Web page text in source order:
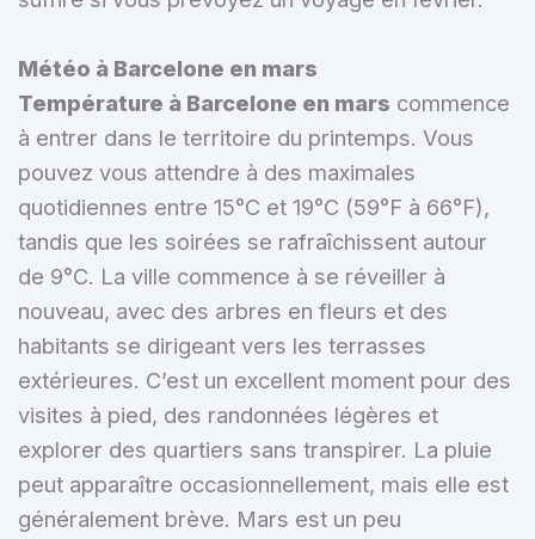
Météo à Barcelone en mars
Température à Barcelone en mars commence
à entrer dans le territoire du printemps. Vous
pouvez vous attendre à des maximales
quotidiennes entre 15°C et 19°C (59°F à 66°F),
tandis que les soirées se rafraîchissent autour
de 9°C. La ville commence à se réveiller à
nouveau, avec des arbres en fleurs et des
habitants se dirigeant vers les terrasses
extérieures. C’est un excellent moment pour des
visites à pied, des randonnées légères et
explorer des quartiers sans transpirer. La pluie
peut apparaître occasionnellement, mais elle est
généralement brève. Mars est un peu